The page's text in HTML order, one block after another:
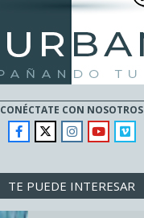
CONÉCTATE CON NOSOTROS
TE PUEDE INTERESAR